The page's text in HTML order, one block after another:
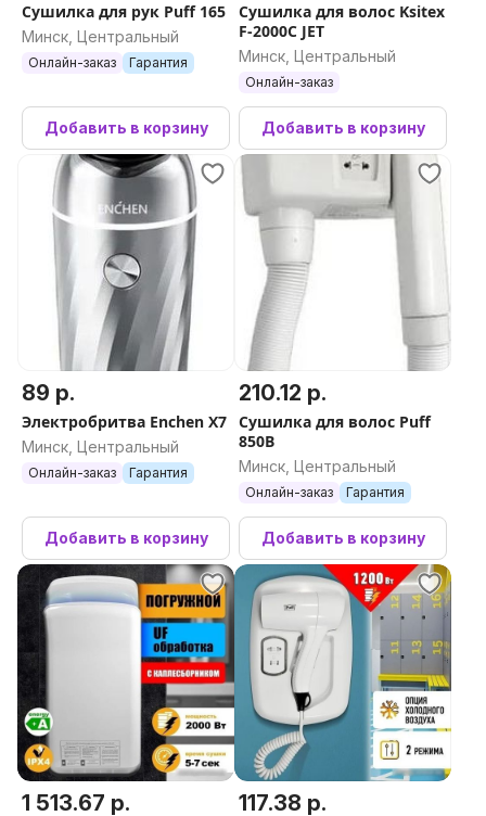
Сушилка для рук Puff 165
Минск, Центральный
Онлайн-заказ Гарантия
Добавить в корзину
Сушилка для волос Ksitex
F-2000C JET
Минск, Центральный
Онлайн-заказ
Добавить в корзину
89 р.
Электробритва Enchen X7
Минск, Центральный
Онлайн-заказ Гарантия
Добавить в корзину
210.12 р.
Сушилка для волос Puff
850B
Минск, Центральный
Онлайн-заказ Гарантия
Добавить в корзину
1 513.67 р. 117.38 р.